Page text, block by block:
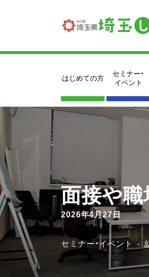
はじめての方
セミナー・
イベント
面接や職
2026年4月27日
セミナー・イベント